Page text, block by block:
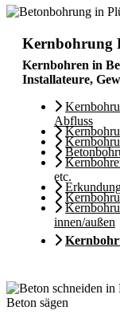
Kernbohrung
Kernbohren in
Installateure,
Abfluss
etc.
innen/außen